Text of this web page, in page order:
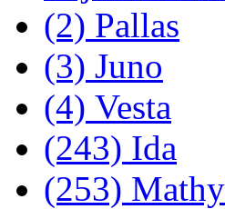
(2) Pallas
(3) Juno
(4) Vesta
(243) Ida
(253)